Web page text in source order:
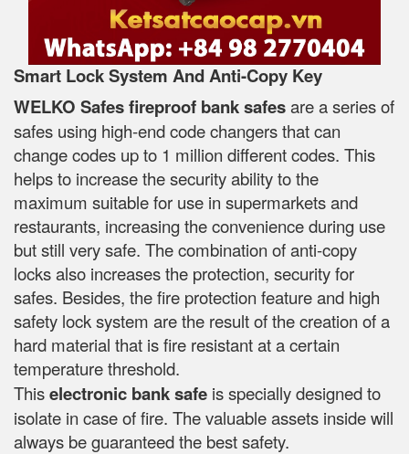
Smart Lock System And Anti-Copy Key
WELKO Safes fireproof bank safesare a series of
safes using high-end code changers that can
change codes up to 1 million different codes. This
helps to increase the security ability to the
maximum suitable for use in supermarkets and
restaurants, increasing the convenience during use
but still very safe. The combination of anti-copy
locks also increases the protection, security for
safes. Besides, the fire protection feature and high
safety lock system are the result of the creation of a
hard material that is fire resistant at a certain
temperature threshold.
Thiselectronic bank safe is specially designed to
isolate in case of fire. The valuable assets inside will
always be guaranteed the best safety.